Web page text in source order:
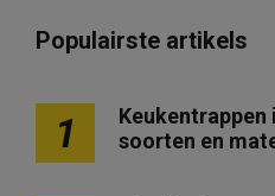
Populairste artikels
1
soorten en